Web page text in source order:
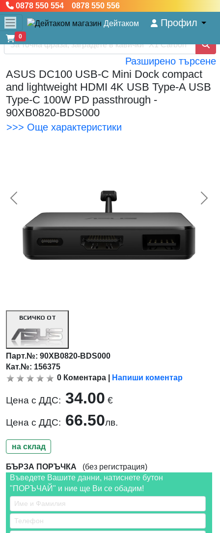
0878 550 554 0878 550 556
Дейтаком Профил
0
Разширено търсене
ASUS DC100 USB-C Mini Dock compact
and lightweight HDMI 4K USB Type-A USB
Type-C 100W PD passthrough -
90XB0820-BDS000
>>> Още характеристики
<< Предишна
ВСИЧКО ОТ
Парт.№:90XB0820-BDS000
Кат.№: 156375
0 Коментара Напиши коментар
Цена с ДДС: 34.00 €
Цена с ДДС: 66.50лв.
на склад
БЪРЗА ПОРЪЧКА (без регистрация)
Въведете Вашите данни, натиснете бутон
"ПОРЪЧАЙ" и ние ще Ви се обадим!